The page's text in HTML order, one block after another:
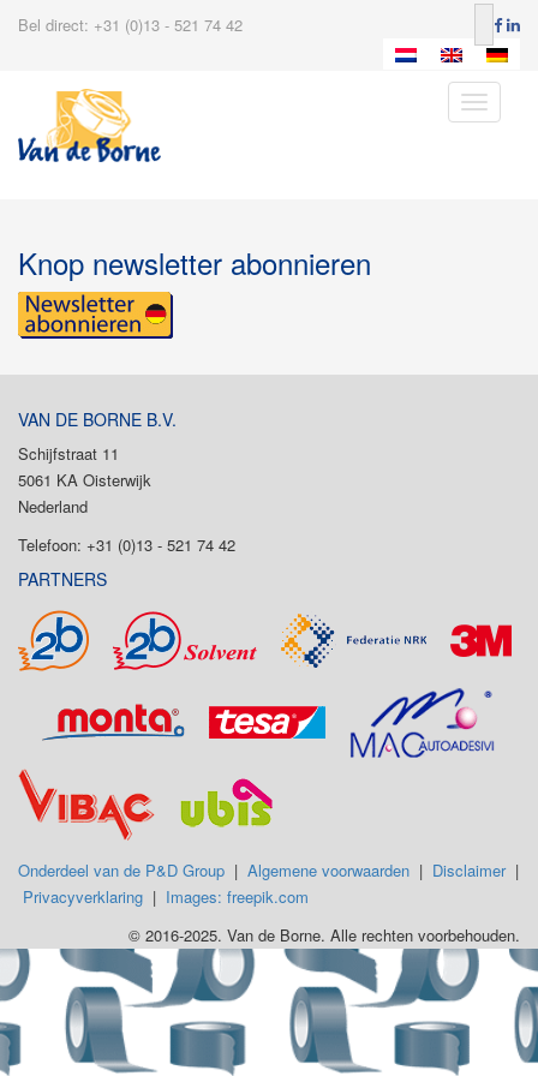
Bel direct: +31 (0)13 - 521 74 42
Toggle
Knop newsletter abonnieren
VAN DE BORNE B.V.
Schijfstraat 11
5061 KA Oisterwijk
Nederland
Telefoon: +31 (0)13 - 521 74 42
PARTNERS
Onderdeel van de P&D Group | Algemene voorwaarden | Disclaimer|
Privacyverklaring | Images: freepik.com
© 2016-2025. Van de Borne. Alle rechten voorbehouden.